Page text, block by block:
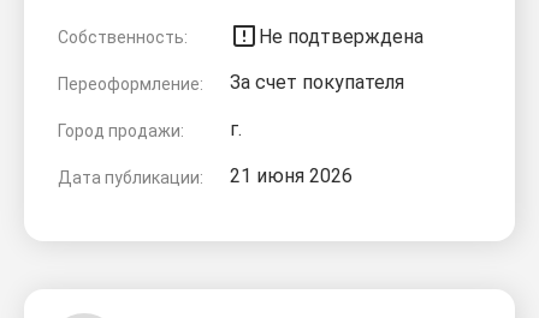
Собственность: Не подтверждена
Переоформление: За счет покупателя
Город продажи: г.
Дата публикации: 21 июня 2026